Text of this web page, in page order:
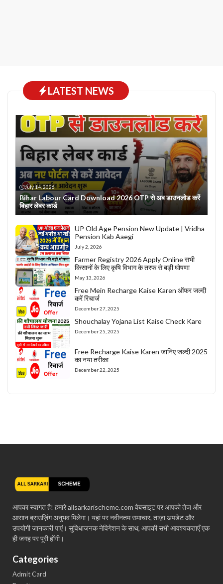
LATEST NEWS
July 14, 2026
Bihar Labour Card Download 2026 OTP से अब डाउनलोड करें
बिहार लेबर कार्ड
UP Old Age Pension New Update | Vridha
Pension Kab Aaegi
July 2, 2026
Farmer Registry 2026 Apply Online सभी
किसानों के लिए कृषि विभाग के तरफ से बड़ी घोषणा
May 13, 2026
Free Mein Recharge Kaise Karen ऑफर जल्दी
करें रिचार्ज
December 27, 2025
Shouchalay Yojana List Kaise Check Kare
December 25, 2025
Free Recharge Kaise Karen जानिए जल्दी 2025
का नया तरीका
December 22, 2025
आपका स्वागत है! हमारे allsarkarischeme.com वेबसाइट पर आपको तेज और
आसान ब्राउज़िंग अनुभव मिलेगा। यहां पर नवीनतम समाचार, ताज़ा अपडेट और
उपयोगी जानकारी पाएं। सुविधाजनक नेविगेशन के साथ, आपकी सभी आवश्यकताएँ एक
ही जगह पर पूरी होंगी।
Categories
Admit Card